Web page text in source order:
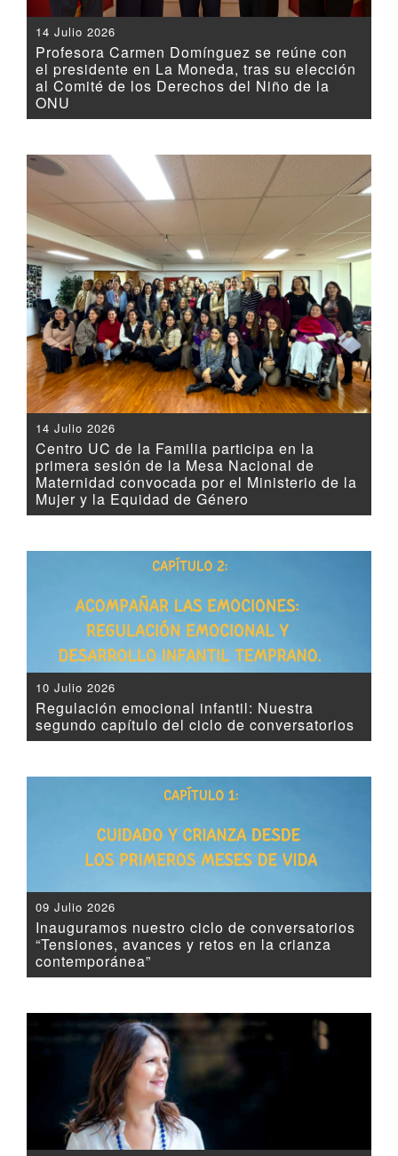
14 Julio 2026
Profesora Carmen Domínguez se reúne con
el presidente en La Moneda, tras su elección
al Comité de los Derechos del Niño de la
ONU
14 Julio 2026
Centro UC de la Familia participa en la
primera sesión de la Mesa Nacional de
Maternidad convocada por el Ministerio de la
Mujer y la Equidad de Género
10 Julio 2026
Regulación emocional infantil: Nuestra
segundo capítulo del ciclo de conversatorios
09 Julio 2026
Inauguramos nuestro ciclo de conversatorios
“Tensiones, avances y retos en la crianza
contemporánea”